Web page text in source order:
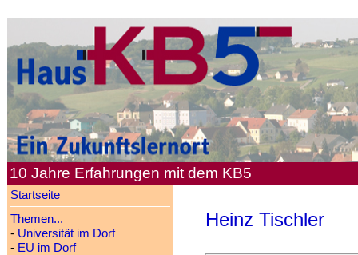
10 Jahre Erfahrungen mit dem KB5
Startseite
Themen...
- Universität im Dorf
- EU im Dorf
Heinz Tischler